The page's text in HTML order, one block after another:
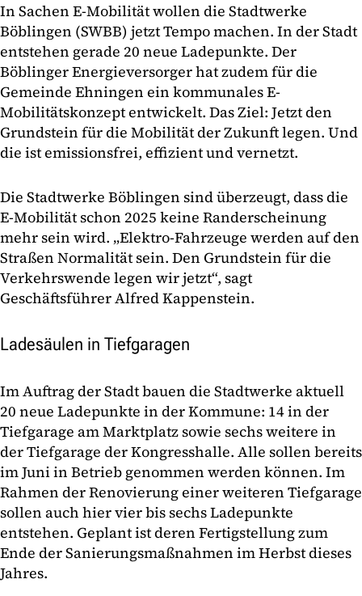
In Sachen E-Mobilität wollen die Stadtwerke
Böblingen (SWBB) jetzt Tempo machen. In der Stadt
entstehen gerade 20 neue Ladepunkte. Der
Böblinger Energieversorger hat zudem für die
Gemeinde Ehningen ein kommunales E-
Mobilitätskonzept entwickelt. Das Ziel: Jetzt den
Grundstein für die Mobilität der Zukunft legen. Und
die ist emissionsfrei, effizient und vernetzt.
Die Stadtwerke Böblingen sind überzeugt, dass die
E-Mobilität schon 2025 keine Randerscheinung
mehr sein wird. „Elektro-Fahrzeuge werden auf den
Straßen Normalität sein. Den Grundstein für die
Verkehrswende legen wir jetzt“, sagt
Geschäftsführer Alfred Kappenstein.
Ladesäulen in Tiefgaragen
Im Auftrag der Stadt bauen die Stadtwerke aktuell
20 neue Ladepunkte in der Kommune: 14 in der
Tiefgarage am Marktplatz sowie sechs weitere in
der Tiefgarage der Kongresshalle. Alle sollen bereits
im Juni in Betrieb genommen werden können. Im
Rahmen der Renovierung einer weiteren Tiefgarage
sollen auch hier vier bis sechs Ladepunkte
entstehen. Geplant ist deren Fertigstellung zum
Ende der Sanierungsmaßnahmen im Herbst dieses
Jahres.